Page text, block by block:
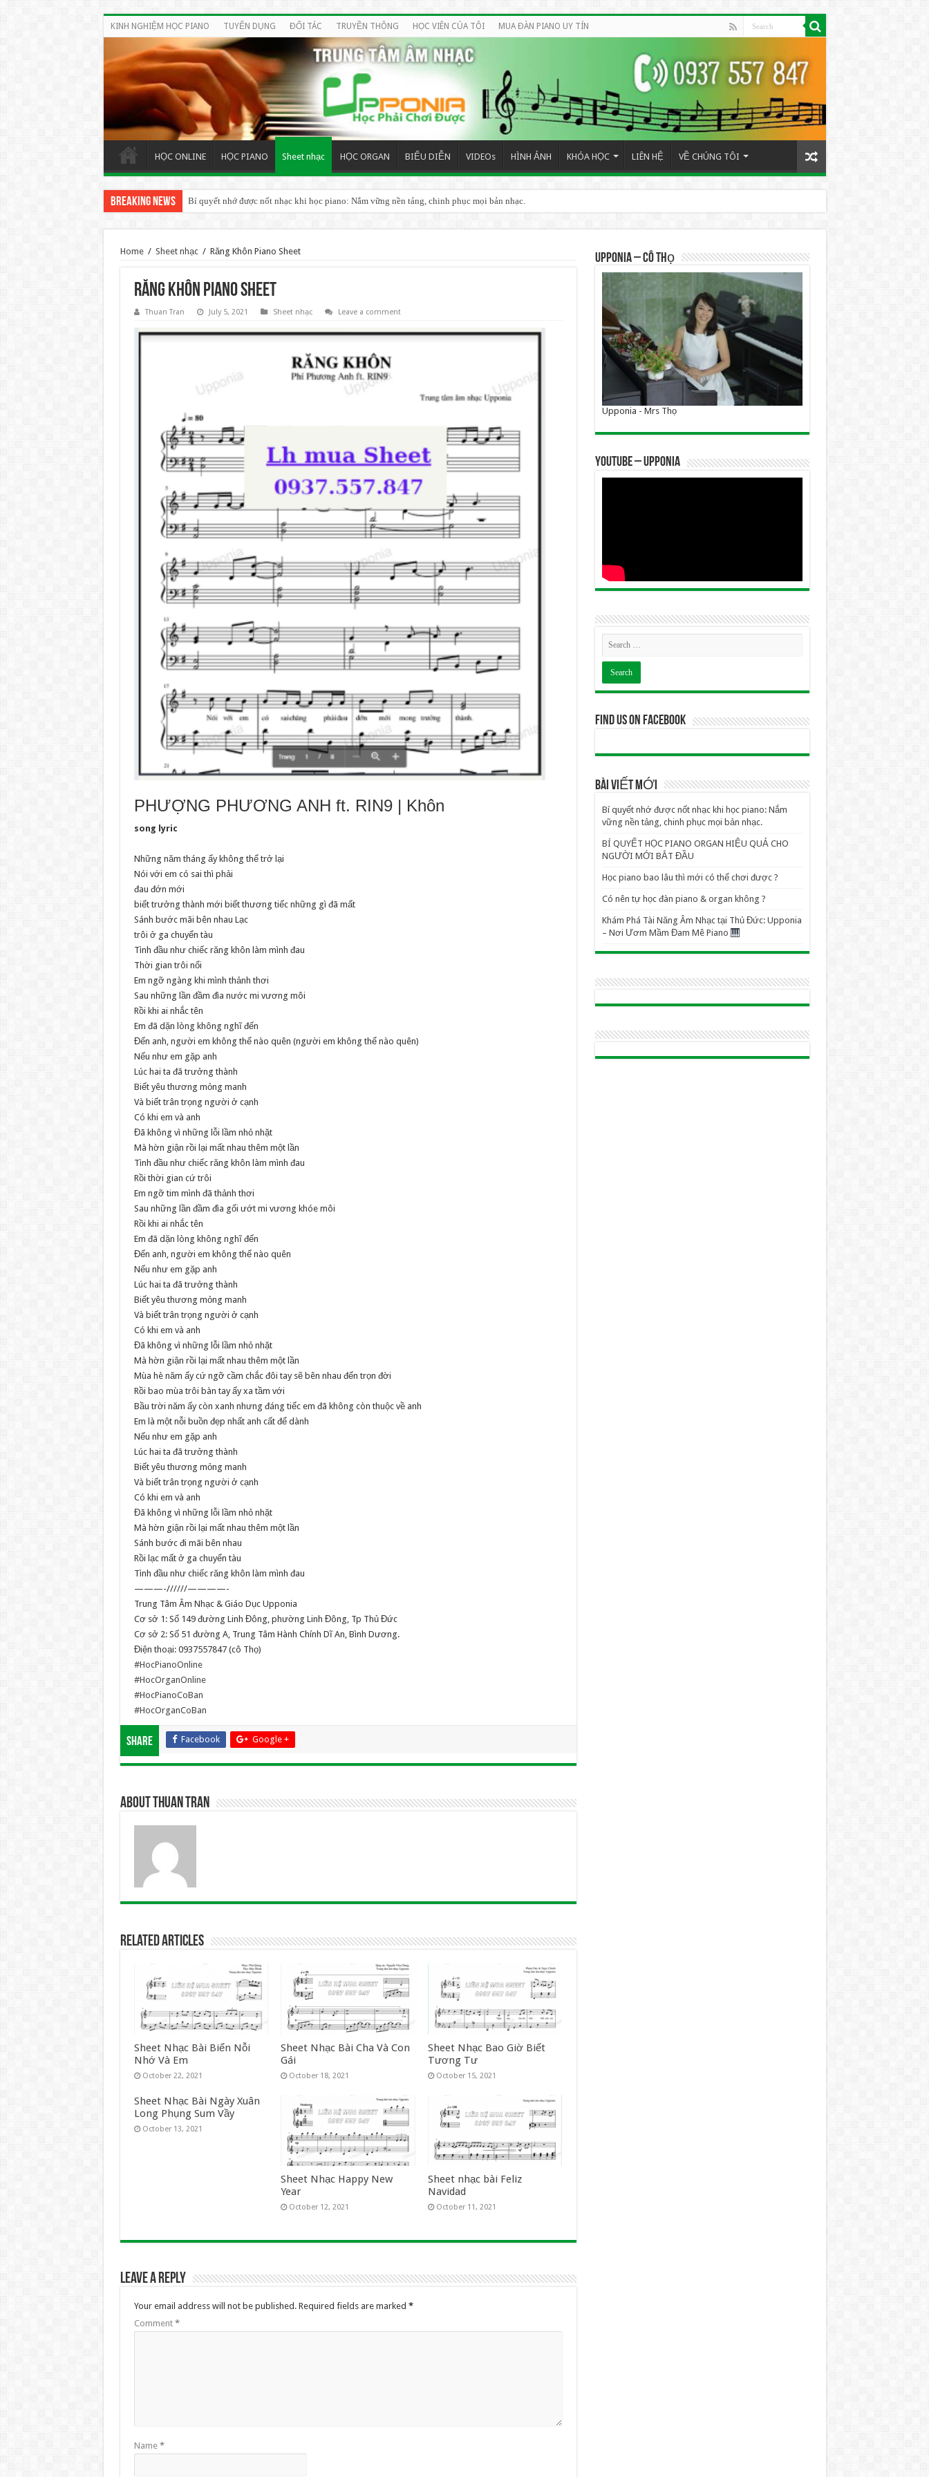
KINH NGHIỆM HỌC PIANO TUYỂN DỤNG ĐỐI TÁC TRUYỀN THÔNG HỌC VIÊN CỦA TÔI MUA ĐÀN PIANO UY TÍN
HỌC ONLINE HỌC PIANO Sheet nhạc HỌC ORGAN BIỂU DIỄN VIDEOs HÌNH ẢNH KHÓA HỌC LIÊN HỆ VỀ CHÚNG TÔI
Breaking News Bí quyết nhớ được nốt nhạc khi học piano: Nắm vững nền tảng, chinh phục mọi bản nhạc.
BÍ QUYẾT HỌC PIANO ORGAN HIỆU QUẢ CHO NGƯỜI MỚI BẮT ĐẦU
Home / Sheet nhạc / Răng Khôn Piano Sheet
Răng Khôn Piano Sheet
Thuan Tran July 5, 2021 Sheet nhạc Leave a comment
PHƯỢNG PHƯƠNG ANH ft. RIN9 | Khôn
song lyric
Những năm tháng ấy không thể trở lại
Nói với em có sai thì phải
đau đớn mới
biết trưởng thành mới biết thương tiếc những gì đã mất
Sánh bước mãi bên nhau Lạc
trôi ở ga chuyển tàu
Tình đầu như chiếc răng khôn làm mình đau
Thời gian trôi nổi
Em ngỡ ngàng khi mình thảnh thơi
Sau những lần đầm đìa nước mi vương môi
Rồi khi ai nhắc tên
Em đã dặn lòng không nghĩ đến
Đến anh, người em không thể nào quên (người em không thể nào quên)
Nếu như em gặp anh
Lúc hai ta đã trưởng thành
Biết yêu thương mỏng manh
Và biết trân trọng người ở cạnh
Có khi em và anh
Đã không vì những lỗi lầm nhỏ nhặt
Mà hờn giận rồi lại mất nhau thêm một lần
Tình đầu như chiếc răng khôn làm mình đau
Rồi thời gian cứ trôi
Em ngỡ tim mình đã thảnh thơi
Sau những lần đầm đìa gối ướt mi vương khóe môi
Rồi khi ai nhắc tên
Em đã dặn lòng không nghĩ đến
Đến anh, người em không thể nào quên
Nếu như em gặp anh
Lúc hai ta đã trưởng thành
Biết yêu thương mỏng manh
Và biết trân trọng người ở cạnh
Có khi em và anh
Đã không vì những lỗi lầm nhỏ nhặt
Mà hờn giận rồi lại mất nhau thêm một lần
Mùa hè năm ấy cứ ngỡ cầm chắc đôi tay sẽ bên nhau đến trọn đời
Rồi bao mùa trôi bàn tay ấy xa tầm với
Bầu trời năm ấy còn xanh nhưng đáng tiếc em đã không còn thuộc về anh
Em là một nỗi buồn đẹp nhất anh cất để dành
Nếu như em gặp anh
Lúc hai ta đã trưởng thành
Biết yêu thương mỏng manh
Và biết trân trọng người ở cạnh
Có khi em và anh
Đã không vì những lỗi lầm nhỏ nhặt
Mà hờn giận rồi lại mất nhau thêm một lần
Sánh bước đi mãi bên nhau
Rồi lạc mất ở ga chuyển tàu
Tình đầu như chiếc răng khôn làm mình đau
———-//////————-
Trung Tâm Âm Nhạc & Giáo Dục Upponia
Cơ sở 1: Số 149 đường Linh Đông, phường Linh Đông, Tp Thủ Đức
Cơ sở 2: Số 51 đường A, Trung Tâm Hành Chính Dĩ An, Bình Dương.
Điện thoại: 0937557847 (cô Thọ)
#HocPianoOnline
#HocOrganOnline
#HocPianoCoBan
#HocOrganCoBan
Share Facebook Google +
About Thuan Tran
Related Articles
Sheet Nhạc Bài Biển Nỗi
Nhớ Và Em
October 22, 2021
Sheet Nhạc Bài Cha Và Con
Gái
October 18, 2021
Sheet Nhạc Bao Giờ Biết
Tương Tư
October 15, 2021
Sheet Nhạc Bài Ngày Xuân
Long Phụng Sum Vầy
October 13, 2021
Sheet Nhạc Happy New
Year
October 12, 2021
Sheet nhạc bài Feliz
Navidad
October 11, 2021
Leave a Reply
Your email address will not be published. Required fields are marked *
Comment *
Name *
UPPONIA – Cô Thọ
Upponia - Mrs Thọ
YOUTUBE – UPPONIA
Find us on Facebook
BÀI VIẾT MỚI
Bí quyết nhớ được nốt nhạc khi học piano: Nắm
vững nền tảng, chinh phục mọi bản nhạc.
BÍ QUYẾT HỌC PIANO ORGAN HIỆU QUẢ CHO
NGƯỜI MỚI BẮT ĐẦU
Học piano bao lâu thì mới có thể chơi được ?
Có nên tự học đàn piano & organ không ?
Khám Phá Tài Năng Âm Nhạc tại Thủ Đức: Upponia
– Nơi Ươm Mầm Đam Mê Piano